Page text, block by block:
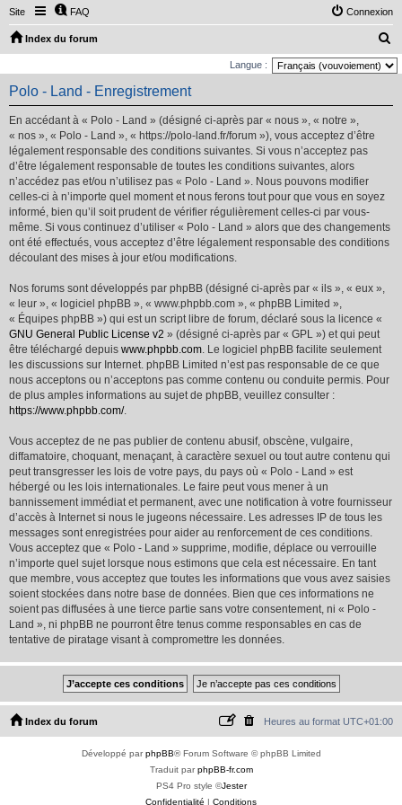
Site FAQ Connexion
Index du forum
e
Langue :
Polo - Land - Enregistrement
En accédant à « Polo - Land » (désigné ci-après par « nous », « notre »,
« nos », « Polo - Land », « https://polo-land.fr/forum »), vous acceptez d’être
légalement responsable des conditions suivantes. Si vous n’acceptez pas
d’être légalement responsable de toutes les conditions suivantes, alors
n’accédez pas et/ou n’utilisez pas « Polo - Land ». Nous pouvons modifier
celles-ci à n’importe quel moment et nous ferons tout pour que vous en soyez
informé, bien qu’il soit prudent de vérifier régulièrement celles-ci par vous-
même. Si vous continuez d’utiliser « Polo - Land » alors que des changements
ont été effectués, vous acceptez d’être légalement responsable des conditions
découlant des mises à jour et/ou modifications.
Nos forums sont développés par phpBB (désigné ci-après par « ils », « eux »,
« leur », « logiciel phpBB », « www.phpbb.com », « phpBB Limited »,
« Équipes phpBB ») qui est un script libre de forum, déclaré sous la licence «
GNU General Public License v2 » (désigné ci-après par « GPL ») et qui peut
être téléchargé depuis www.phpbb.com. Le logiciel phpBB facilite seulement
les discussions sur Internet. phpBB Limited n’est pas responsable de ce que
nous acceptons ou n’acceptons pas comme contenu ou conduite permis. Pour
de plus amples informations au sujet de phpBB, veuillez consulter :
https://www.phpbb.com/.
Vous acceptez de ne pas publier de contenu abusif, obscène, vulgaire,
diffamatoire, choquant, menaçant, à caractère sexuel ou tout autre contenu qui
peut transgresser les lois de votre pays, du pays où « Polo - Land » est
hébergé ou les lois internationales. Le faire peut vous mener à un
bannissement immédiat et permanent, avec une notification à votre fournisseur
d’accès à Internet si nous le jugeons nécessaire. Les adresses IP de tous les
messages sont enregistrées pour aider au renforcement de ces conditions.
Vous acceptez que « Polo - Land » supprime, modifie, déplace ou verrouille
n’importe quel sujet lorsque nous estimons que cela est nécessaire. En tant
que membre, vous acceptez que toutes les informations que vous avez saisies
soient stockées dans notre base de données. Bien que ces informations ne
soient pas diffusées à une tierce partie sans votre consentement, ni « Polo -
Land », ni phpBB ne pourront être tenus comme responsables en cas de
tentative de piratage visant à compromettre les données.
Index du forum Heures au format UTC+01:00
Développé parphpBB® Forum Software © phpBB Limited
Traduit parphpBB-fr.com
PS4 Pro style ©Jester
Confidentialité | Conditions